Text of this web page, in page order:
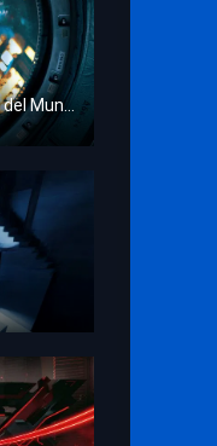
Proyecto Salvación (Proyecto Fin del Mundo)